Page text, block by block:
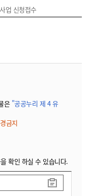
업 신청접수
은 "공공누리 제 4 유
금지
확인 하실 수 있습니다.